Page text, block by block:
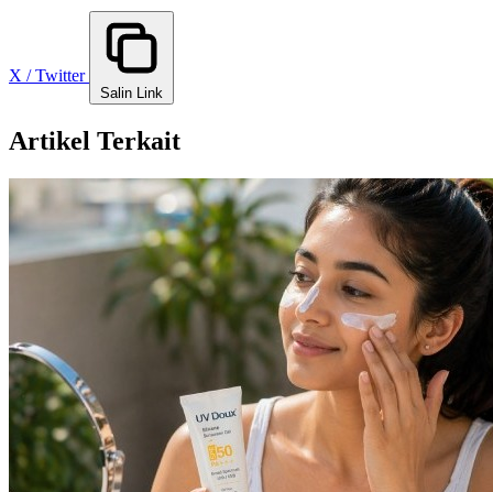
X / Twitter
Salin Link
Artikel Terkait